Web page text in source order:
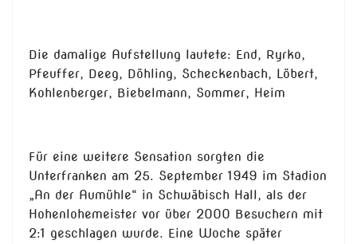
Die damalige Aufstellung lautete: End, Ryrko,
Pfeuffer, Deeg, Döhling, Scheckenbach, Löbert,
Kohlenberger, Biebelmann, Sommer, Heim
Für eine weitere Sensation sorgten die
Unterfranken am 25. September 1949 im Stadion
„An der Aumühle“ in Schwäbisch Hall, als der
Hohenlohemeister vor über 2000 Besuchern mit
2:1 geschlagen wurde. Eine Woche später